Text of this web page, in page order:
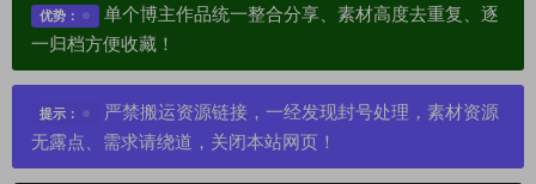
优势：
单个博主作品统一整合分享、素材高度去重复、逐
一归档方便收藏！
提示：
严禁搬运资源链接，一经发现封号处理，素材资源
无露点、需求请绕道，关闭本站网页！